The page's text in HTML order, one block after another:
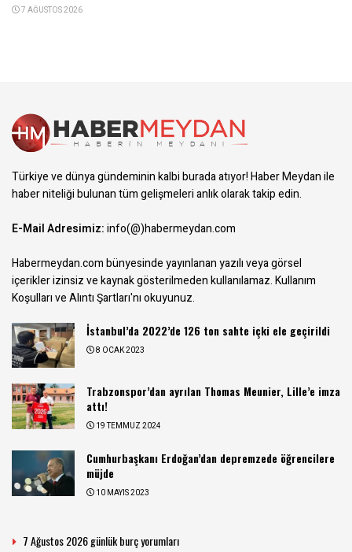
7 AĞUSTOS 2026
Türkiye ve dünya gündeminin kalbi burada atıyor! Haber Meydan ile
haber niteliği bulunan tüm gelişmeleri anlık olarak takip edin.
E-Mail Adresimiz:info(@)habermeydan.com
Habermeydan.com bünyesinde yayınlanan yazılı veya görsel
içerikler izinsiz ve kaynak gösterilmeden kullanılamaz.Kullanım
Koşulları ve Alıntı Şartları'nı okuyunuz.
İstanbul’da 2022’de 126 ton sahte içki ele geçirildi
8 OCAK 2023
Trabzonspor’dan ayrılan Thomas Meunier, Lille’e imza
attı!
19 TEMMUZ 2024
Cumhurbaşkanı Erdoğan’dan depremzede öğrencilere
müjde
10 MAYIS 2023
7 Ağustos 2026 günlük burç yorumları